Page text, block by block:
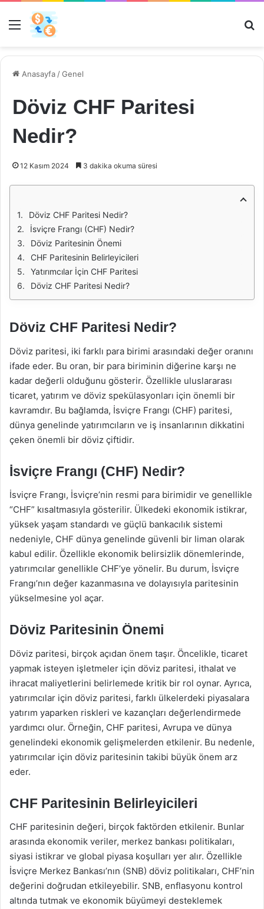
Menü
Anasayfa /Genel
Döviz CHF Paritesi
Nedir?
12 Kasım 2024 3 dakika okuma süresi
Döviz CHF Paritesi Nedir?
İsviçre Frangı (CHF) Nedir?
Döviz Paritesinin Önemi
CHF Paritesinin Belirleyicileri
Yatırımcılar İçin CHF Paritesi
Döviz CHF Paritesi Nedir?
Döviz CHF Paritesi Nedir?
Döviz paritesi, iki farklı para birimi arasındaki değer oranını
ifade eder. Bu oran, bir para biriminin diğerine karşı ne
kadar değerli olduğunu gösterir. Özellikle uluslararası
ticaret, yatırım ve döviz spekülasyonları için önemli bir
kavramdır. Bu bağlamda, İsviçre Frangı (CHF) paritesi,
dünya genelinde yatırımcıların ve iş insanlarının dikkatini
çeken önemli bir döviz çiftidir.
İsviçre Frangı (CHF) Nedir?
İsviçre Frangı, İsviçre’nin resmi para birimidir ve genellikle
“CHF” kısaltmasıyla gösterilir. Ülkedeki ekonomik istikrar,
yüksek yaşam standardı ve güçlü bankacılık sistemi
nedeniyle, CHF dünya genelinde güvenli bir liman olarak
kabul edilir. Özellikle ekonomik belirsizlik dönemlerinde,
yatırımcılar genellikle CHF’ye yönelir. Bu durum, İsviçre
Frangı’nın değer kazanmasına ve dolayısıyla paritesinin
yükselmesine yol açar.
Döviz Paritesinin Önemi
Döviz paritesi, birçok açıdan önem taşır. Öncelikle, ticaret
yapmak isteyen işletmeler için döviz paritesi, ithalat ve
ihracat maliyetlerini belirlemede kritik bir rol oynar. Ayrıca,
yatırımcılar için döviz paritesi, farklı ülkelerdeki piyasalara
yatırım yaparken riskleri ve kazançları değerlendirmede
yardımcı olur. Örneğin, CHF paritesi, Avrupa ve dünya
genelindeki ekonomik gelişmelerden etkilenir. Bu nedenle,
yatırımcılar için döviz paritesinin takibi büyük önem arz
eder.
CHF Paritesinin Belirleyicileri
CHF paritesinin değeri, birçok faktörden etkilenir. Bunlar
arasında ekonomik veriler, merkez bankası politikaları,
siyasi istikrar ve global piyasa koşulları yer alır. Özellikle
İsviçre Merkez Bankası’nın (SNB) döviz politikaları, CHF’nin
değerini doğrudan etkileyebilir. SNB, enflasyonu kontrol
altında tutmak ve ekonomik büyümeyi desteklemek